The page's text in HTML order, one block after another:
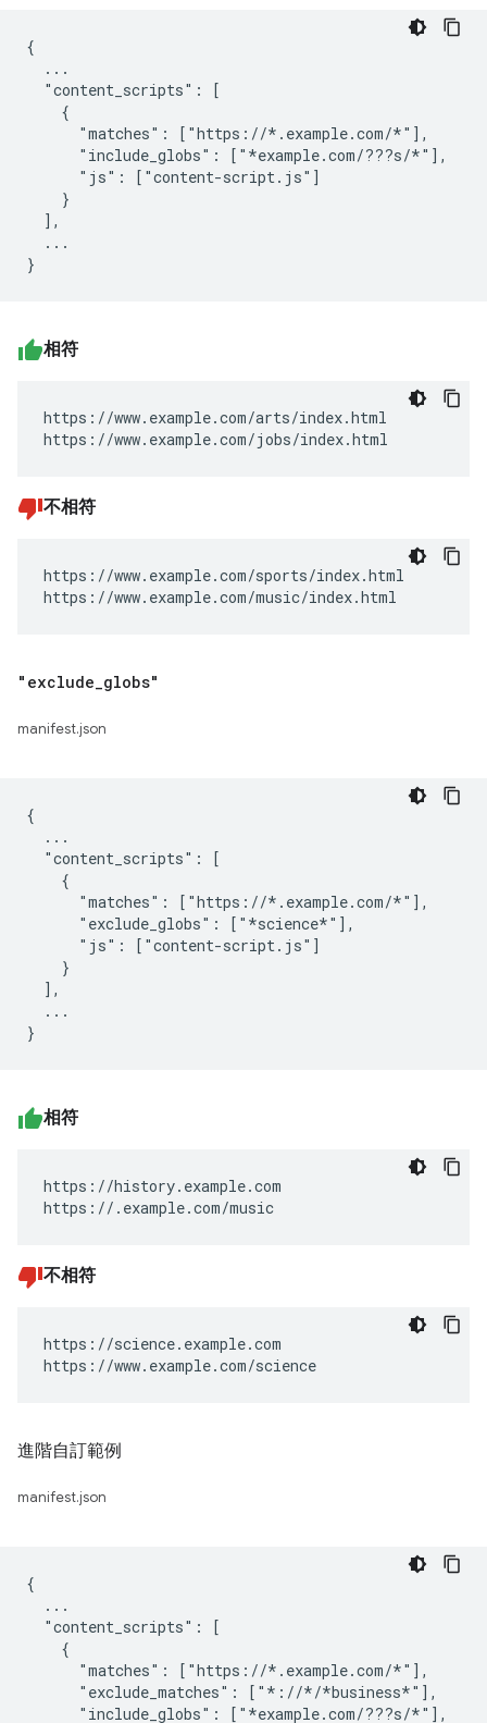
{
  ...
  "content_scripts": [
    {
      "matches": ["https://*.example.com/*"],
      "include_globs": ["*example.com/???s/*"],
      "js": ["content-script.js"]
    }
  ],
  ...
相符
https://www.example.com/arts/index.html
https://www.example.com/jobs/index.html
不相符
https://www.example.com/sports/index.html
https://www.example.com/music/index.html
"exclude globs"
manifest.json
{
  ...
  "content_scripts": [
    {
      "matches": ["https://*.example.com/*"],
      "exclude_globs": ["*science*"],
      "js": ["content-script.js"]
    }
  ],
  ...
相符
https://history.example.com
https://.example.com/music
不相符
https://science.example.com
https://www.example.com/science
進階自訂範例
manifest.json
{
  ...
  "content_scripts": [
    {
      "matches": ["https://*.example.com/*"],
      "exclude_matches": ["*://*/*business*"],
      "include_globs": ["*example.com/???s/*"],